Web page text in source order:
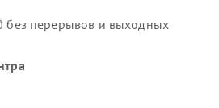
перерывов и выходных